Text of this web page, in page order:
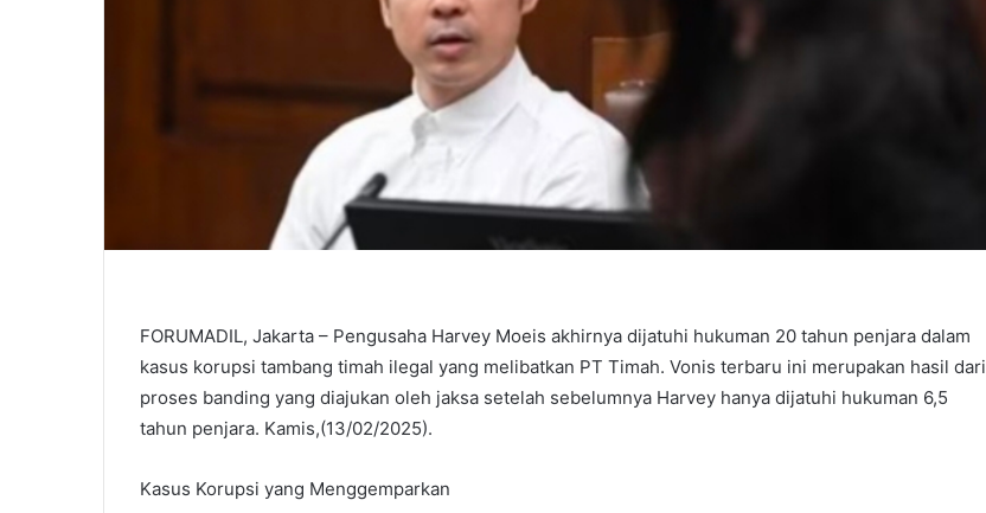
FORUMADIL, Jakarta – Pengusaha Harvey Moeis akhirnya dijatuhi hukuman 20 tahun penjara dalam
kasus korupsi tambang timah ilegal yang melibatkan PT Timah. Vonis terbaru ini merupakan hasil dari
proses banding yang diajukan oleh jaksa setelah sebelumnya Harvey hanya dijatuhi hukuman 6,5
tahun penjara. Kamis,(13/02/2025).
Kasus Korupsi yang Menggemparkan